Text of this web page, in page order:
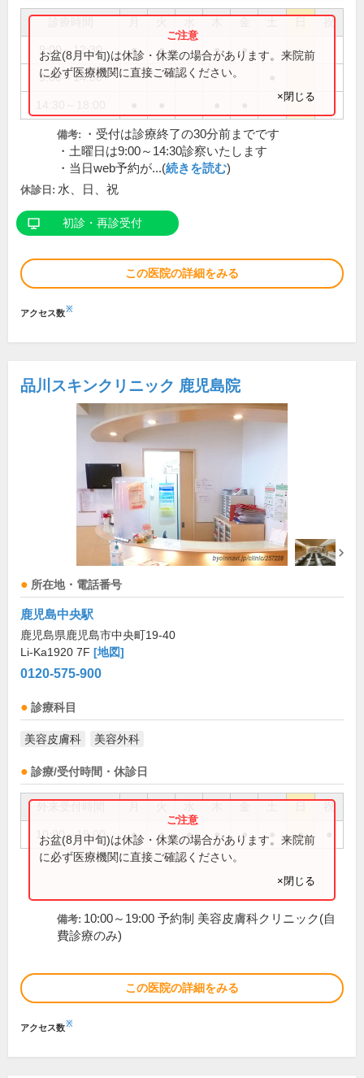
祝
9:00～12:30 ● ● ● ●
9:00～14:30
お盆(8月中旬)は休診・休業の場合があります。来院前
に必ず医療機関に直接ご確認ください。
×閉じる
備考:
・受付は診療終了の30分前までです
・土曜日は9:00～14:30診察いたします
・当日web予約が...(続きを読む)
休診日: 水、日、祝
初診・再診受付
この医院の詳細をみる
アクセス数※
品川スキンクリニック 鹿児島院
所在地・電話番号
鹿児島中央駅
鹿児島県鹿児島市中央町19-40
Li-Ka1920 7F [地図]
0120-575-900
診療科目
美容皮膚科 美容外科
診療/受付時間・休診日
祝
10:00～19:00 ● ● ● ● ● ●
お盆(8月中旬)は休診・休業の場合があります。来院前
に必ず医療機関に直接ご確認ください。
×閉じる
備考: 10:00～19:00 予約制 美容皮膚科クリニック(自
費診療のみ)
この医院の詳細をみる
アクセス数※